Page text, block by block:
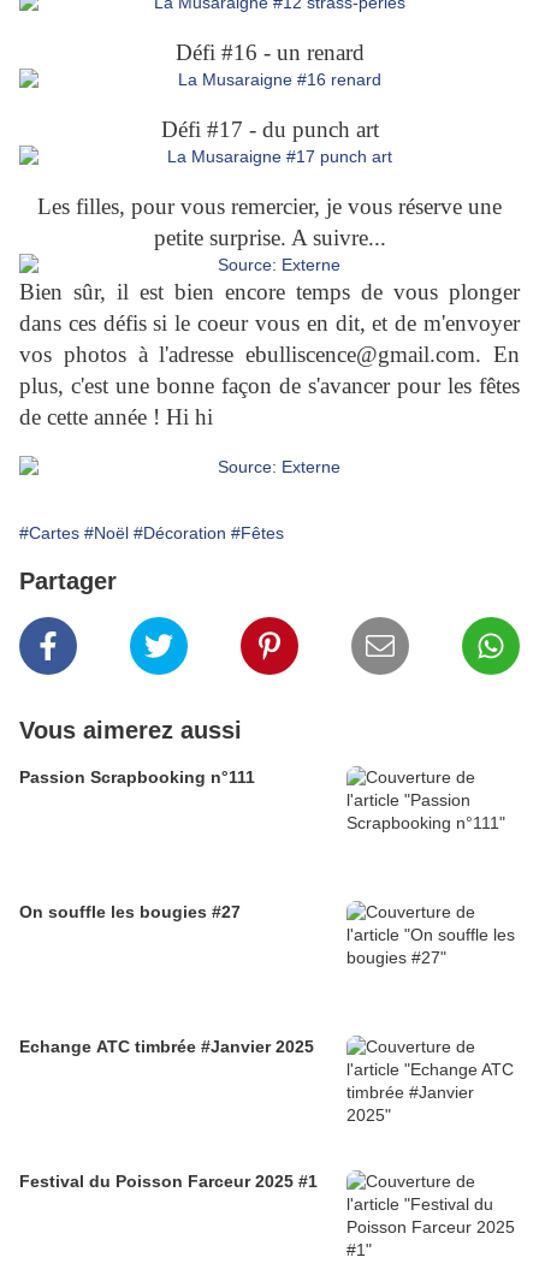
Défi #16 - un renard
Défi #17 - du punch art
Les filles, pour vous remercier, je vous réserve une
petite surprise. A suivre...
Bien sûr, il est bien encore temps de vous plonger
dans ces défis si le coeur vous en dit, et de m'envoyer
vos photos à l'adresse ebulliscence@gmail.com. En
plus, c'est une bonne façon de s'avancer pour les fêtes
de cette année ! Hi hi
#Cartes #Noël #Décoration #Fêtes
Partager
Vous aimerez aussi
Passion Scrapbooking n°111
On souffle les bougies #27
Echange ATC timbrée #Janvier 2025
Festival du Poisson Farceur 2025 #1